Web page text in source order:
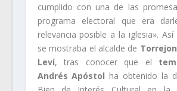
cumplido con una de las
programa electoral que era
relevancia posible a la iglesia».
se mostraba el alcalde de
Leví, tras conocer que el
Andrés Apóstol ha obtenido la